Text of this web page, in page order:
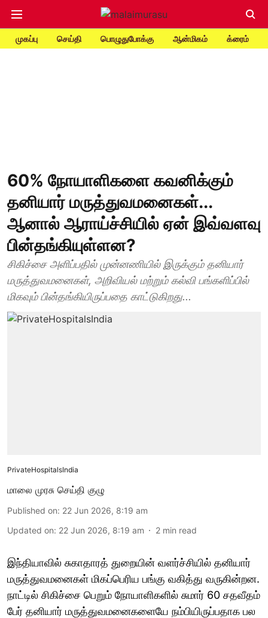
முகப்பு செய்தி பொழுதுபோக்கு ஆன்மிகம் க்ரைம்
60% நோயாளிகளை கவனிக்கும்
தனியார் மருத்துவமனைகள்...
ஆனால் ஆராய்ச்சியில் ஏன் இவ்வளவு
பின்தங்கியுள்ளன?
சிகிச்சை அளிப்பதில் முன்னணியில் இருக்கும் தனியார்
மருத்துவமனைகள், அறிவியல் மற்றும் கல்வி பங்களிப்பில்
மிகவும் பின்தங்கியிருப்பதை காட்டுகிறது...
PrivateHospitalsIndia
மாலை முரசு செய்தி குழு
Published on: 22 Jun 2026, 8:19 am
Updated on: 22 Jun 2026, 8:19 am 2 min read
இந்தியாவில் சுகாதாரத் துறையின் வளர்ச்சியில் தனியார்
மருத்துவமனைகள் மிகப்பெரிய பங்கு வகித்து வருகின்றன.
நாட்டில் சிகிச்சை பெறும் நோயாளிகளில் சுமார் 60 சதவீதம்
பேர் தனியார் மருத்துவமனைகளையே நம்பியிருப்பதாக பல